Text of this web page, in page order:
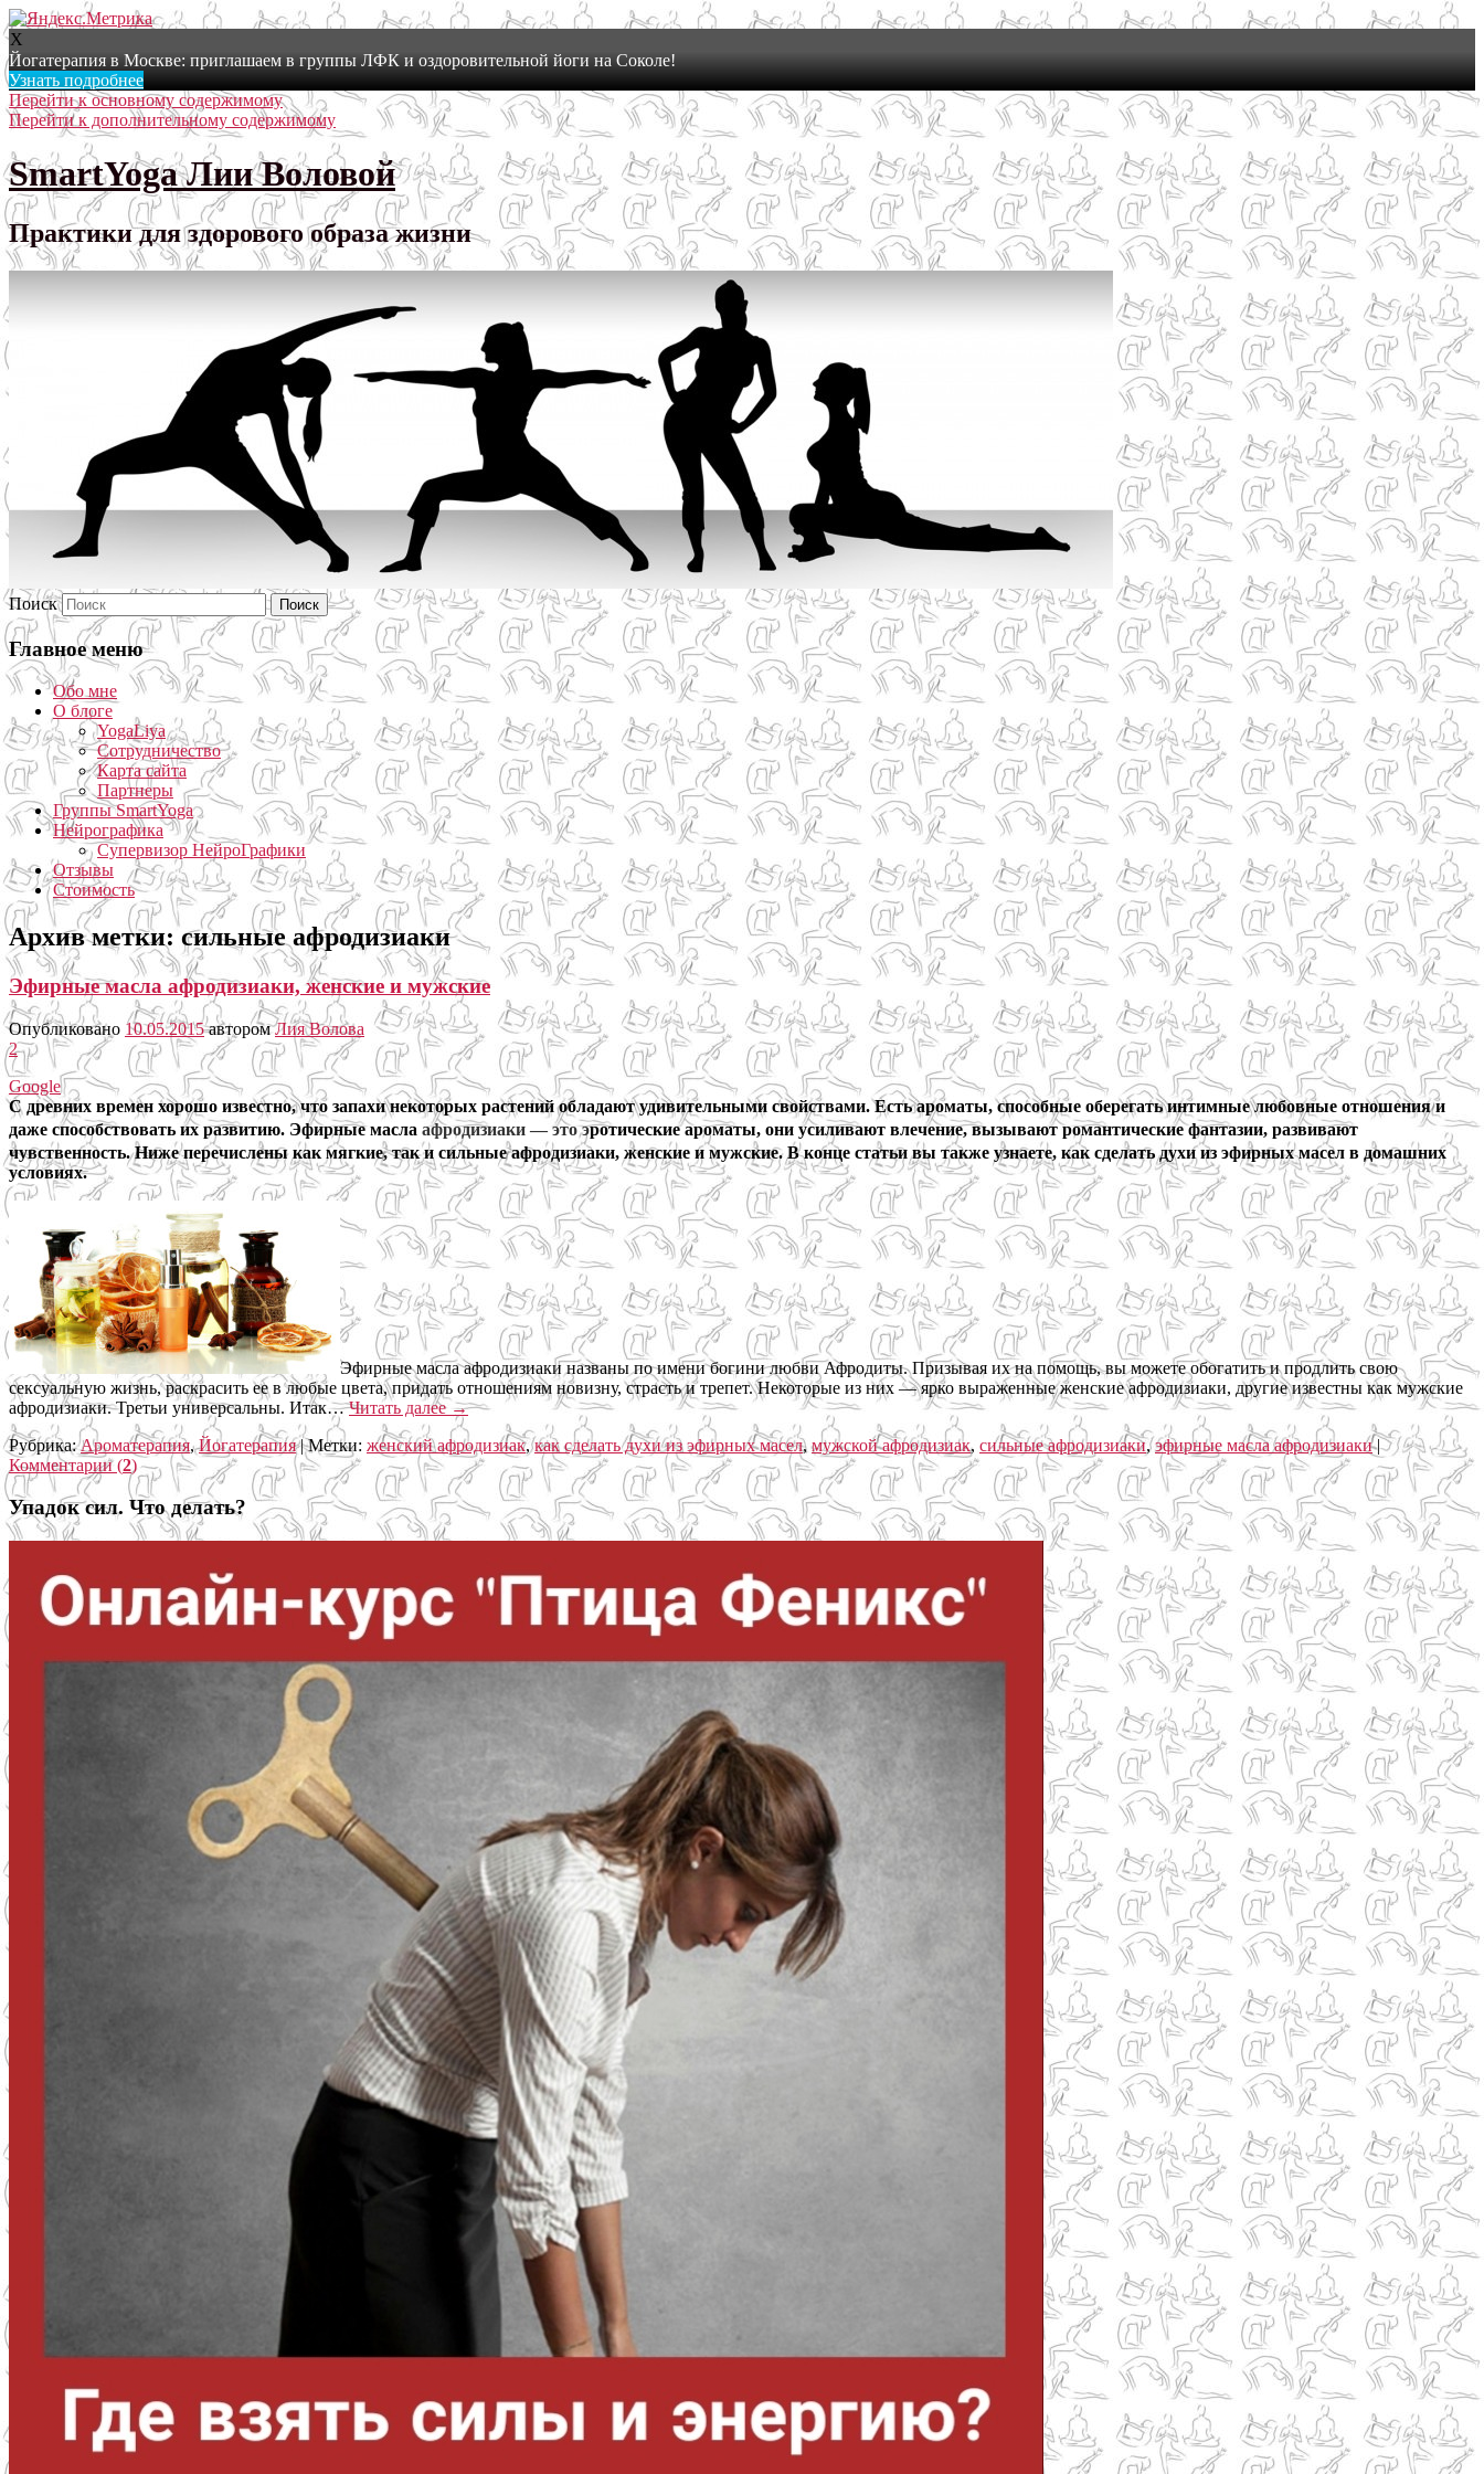
X
Йогатерапия в Москве: приглашаем в группы ЛФК и оздоровительной йоги на Соколе!
Узнать подробнее
Перейти к основному содержимому
Перейти к дополнительному содержимому
SmartYoga Лии Воловой
Практики для здорового образа жизни
Поиск
Главное меню
Обо мне
О блоге
YogaLiya
Сотрудничество
Карта сайта
Партнеры
Группы SmartYoga
Нейрографика
Супервизор НейроГрафики
Отзывы
Стоимость
Архив метки: сильные афродизиаки
Эфирные масла афродизиаки, женские и мужские
Опубликовано 10.05.2015 авторомЛия Волова
2
Google
С древних времен хорошо известно, что запахи некоторых растений обладают удивительными свойствами. Есть ароматы, способные оберегать интимные любовные отношения и
даже способствовать их развитию. Эфирные масла афродизиаки — это эротические ароматы, они усиливают влечение, вызывают романтические фантазии, развивают
чувственность.Ниже перечислены как мягкие, так и сильные афродизиаки, женские и мужские. В конце статьи вы также узнаете, как сделать духи из эфирных масел в домашних
условиях.
Эфирные масла афродизиаки названы по имени богини любви Афродиты. Призывая их на помощь, вы можете обогатить и продлить свою
сексуальную жизнь, раскрасить ее в любые цвета, придать отношениям новизну, страсть и трепет. Некоторые из них — ярко выраженные женские афродизиаки, другие известны как мужские
афродизиаки. Третьи универсальны. Итак…Читать далее →
Рубрика: Ароматерапия,Йогатерапия |Метки: женский афродизиак,как сделать духи из эфирных масел,мужской афродизиак, сильные афродизиаки,эфирные масла афродизиаки |
Комментарии (2)
Упадок сил. Что делать?